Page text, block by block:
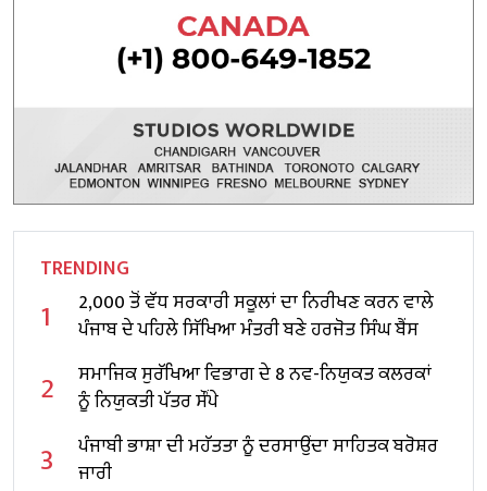
TRENDING
1
2,000 ਤੋਂ ਵੱਧ ਸਰਕਾਰੀ ਸਕੂਲਾਂ ਦਾ ਨਿਰੀਖਣ ਕਰਨ ਵਾਲੇ
ਪੰਜਾਬ ਦੇ ਪਹਿਲੇ ਸਿੱਖਿਆ ਮੰਤਰੀ ਬਣੇ ਹਰਜੋਤ ਸਿੰਘ ਬੈਂਸ
2
ਸਮਾਜਿਕ ਸੁਰੱਖਿਆ ਵਿਭਾਗ ਦੇ 8 ਨਵ-ਨਿਯੁਕਤ ਕਲਰਕਾਂ
ਨੂੰ ਨਿਯੁਕਤੀ ਪੱਤਰ ਸੌਂਪੇ
3
ਪੰਜਾਬੀ ਭਾਸ਼ਾ ਦੀ ਮਹੱਤਤਾ ਨੂੰ ਦਰਸਾਉਂਦਾ ਸਾਹਿਤਕ ਬਰੋਸ਼ਰ
ਜਾਰੀ